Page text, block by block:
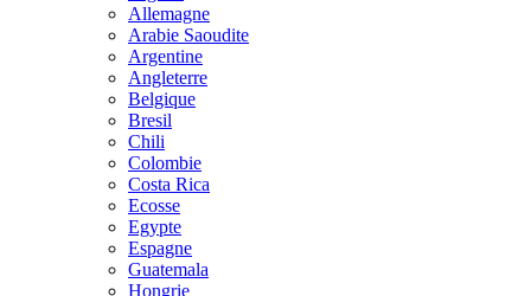
Allemagne
Arabie Saoudite
Argentine
Angleterre
Belgique
Bresil
Chili
Colombie
Costa Rica
Ecosse
Egypte
Espagne
Guatemala
Hongrie